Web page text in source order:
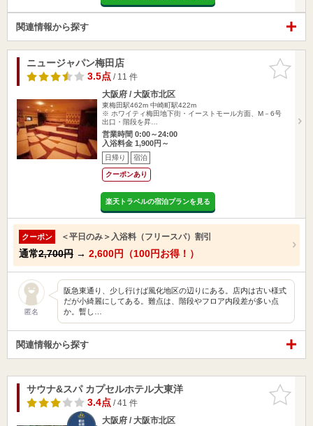
関連情報から探す
お気に入
りに追加
ニュージャパン梅田店
3.5点/ 11 件
大阪府 / 大阪市北区
東梅田駅462m 中崎町駅422m
※ ホワイティ梅田地下街・イーストモール方面、M－6号
出口・階段を昇…
営業時間 0:00～24:00
入浴料金 1,900円～
日帰り 宿泊
クーポンあり
楽天トラベルの宿泊プランを見る
クーポン ＜平日のみ＞入浴料（フリースパ）割引
通常2,700円 → 2,600円（100円お得！）
匿名
阪急東通り、少し行けば風化地区の辺りにある。店内は古い様式
だが小綺麗にしてある。難点は、階段やフロア内段差が多い点
か。暫し…
関連情報から探す
お気に入
りに追加
サウナ&スパ カプセルホテル大東洋
3.4点/ 41 件
大阪府 / 大阪市北区